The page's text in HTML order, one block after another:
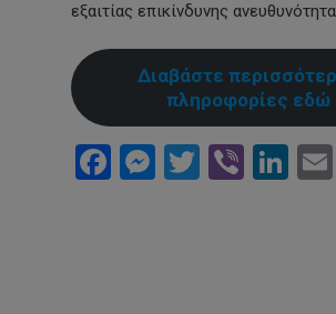
εξαιτίας επικίνδυνης
Διαβάστε
πληροφορίες εδώ
Facebook
Messenger
Twitter
Viber